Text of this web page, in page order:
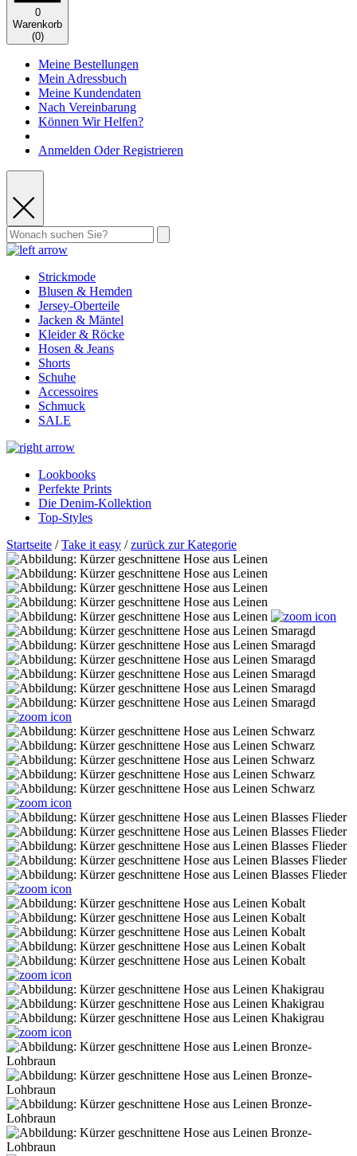
0
Warenkorb
(0)
Meine Bestellungen
Mein Adressbuch
Meine Kundendaten
Nach Vereinbarung
Können Wir Helfen?
Anmelden Oder Registrieren
Strickmode
Blusen & Hemden
Jersey-Oberteile
Jacken & Mäntel
Kleider & Röcke
Hosen & Jeans
Shorts
Schuhe
Accessoires
Schmuck
SALE
Lookbooks
Perfekte Prints
Die Denim-Kollektion
Top-Styles
Startseite /Take it easy /zurück zur Kategorie